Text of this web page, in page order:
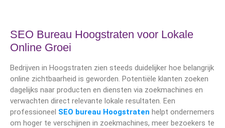
SEO Bureau Hoogstraten voor Lokale
Online Groei
Bedrijven in Hoogstraten zien steeds duidelijker hoe belangrijk
online zichtbaarheid is geworden. Potentiële klanten zoeken
dagelijks naar producten en diensten via zoekmachines en
verwachten direct relevante lokale resultaten. Een
professioneel SEO bureau Hoogstraten helpt ondernemers
om hoger te verschijnen in zoekmachines, meer bezoekers te